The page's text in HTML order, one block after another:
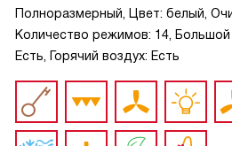
Полноразмерный, Цвет: белый,
Количество режимов: 14, Большой
Есть, Горячий воздух: Есть